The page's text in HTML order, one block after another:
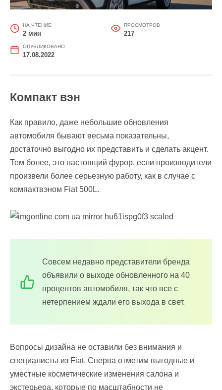
НА ЧТЕНИЕ
2 мин
ПРОСМОТРОВ
217
ОПУБЛИКОВАНО
17.08.2022
Компакт вэн
Как правило, даже небольшие обновления
автомобиля бывают весьма показательны,
достаточно выгодно их представить и сделать акцент.
Тем более, это настоящий фурор, если производители
произвели более серьезную работу, как в случае с
компактвэном Fiat 500L.
Совсем недавно представители бренда
объявили о выходе обновленного на 40
процентов автомобиля, так что все с
нетерпением ждали его выхода в свет.
Вопросы дизайна не оставили без внимания и
специалисты из Fiat. Сперва отметим выгодные и
уместные косметические изменения салона и
экстерьера, которые по масштабности не